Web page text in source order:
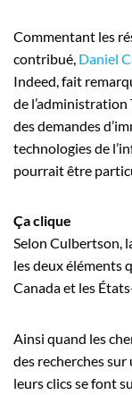
Commentant les
contribué, Daniel
Indeed, fait
de l’administration
des demandes
technologies de
pourrait être
Ça clique
Selon Culbertson,
les deux éléments
Canada et les
Ainsi quand les
des recherches
leurs clics se font